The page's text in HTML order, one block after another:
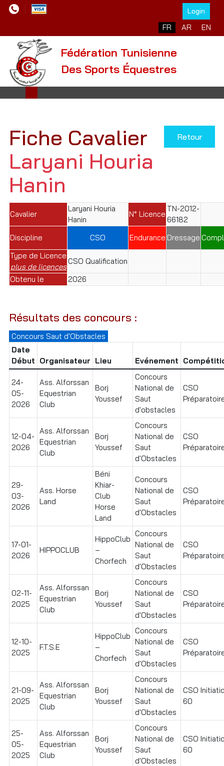
Login
Sélectionnez votre
FR AR EN
Fédération Tunisienne
Des Sports Équestres
Retour
Fiche Cavalier
Laryani Houria
Hanin
Cavalier
Laryani Houria
Hanin
N° Licence
TN-2012-
66182
Discipline
CSO Endurance Dressage
Type de Licence
plus de licences
CSO Qualification
Obtenu le
2026
Résultats des concours :
Concours Saut d'Obstacles
Date
Début Organisateur Lieu Evénement
24-
05-
2026
Ass. Alforssan
Equestrian
Club
Borj
Youssef
Concours
National de
Saut
d'obstacles
CSO
12-04-
2026
Ass. Alforssan
Equestrian
Club
Borj
Youssef
Concours
National de
Saut
d'Obstacles
CSO
29-
03-
2026
Ass. Horse
Land
Béni
Khiar-
Club
Horse
Land
Concours
National de
Saut
d'Obstacles
CSO
17-01-
2026
HIPPOCLUB
HippoClub
–
Chorfech
Concours
National de
Saut
d'Obstacles
CSO
02-11-
2025
Ass. Alforssan
Equestrian
Club
Borj
Youssef
Concours
National de
Saut
d'Obstacles
CSO
12-10-
2025
F.T.S.E
HippoClub
–
Chorfech
Concours
National de
Saut
d'Obstacles
CSO
21-09-
2025
Ass. Alforssan
Equestrian
Club
Borj
Youssef
Concours
National de
Saut
d'Obstacles
CSO
60
25-
05-
2025
Ass. Alforssan
Equestrian
Club
Borj
Youssef
Concours
National de
Saut
d'Obstacles
CSO
60